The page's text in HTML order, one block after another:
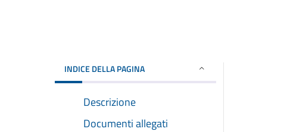
INDICE DELLA PAGINA
Descrizione
Documenti allegati